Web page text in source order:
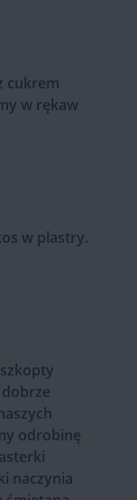
cukrem
w rękaw
w plastry.
odrobinę
naczynia